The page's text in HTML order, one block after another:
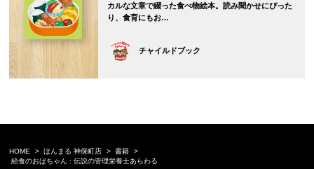
カルな文章で綴った食べ物絵本。読み聞かせにぴった
り、食育にもお…
チャイルドブック
HOME ほんまる 神保町店
書籍
給食のおばちゃん : 伝説の管理栄養士あらわる